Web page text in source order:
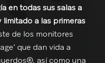
en todas sus salas a
a las primeras
de los monitores
que dan vida a
así como una